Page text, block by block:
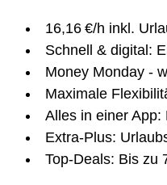
16,16 €/h inkl.
Schnell & digital:
Money Monday -
Maximale
Alles in einer App:
Extra-Plus:
Top-Deals: Bis zu